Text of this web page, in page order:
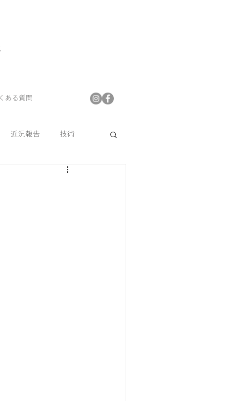
ある質問
近況報告 技術